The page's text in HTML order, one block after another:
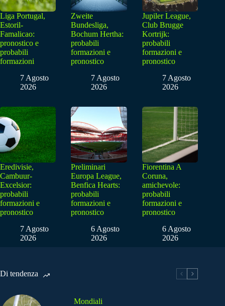
Liga Portugal,
Estoril-
Famalicao:
pronostico e
probabili
formazioni
7 Agosto
2026
Zweite
Bundesliga,
Bochum Hertha:
probabili
formazioni e
pronostico
7 Agosto
2026
Jupiler League,
Club Brugge
Kortrijk:
probabili
formazioni e
pronostico
7 Agosto
2026
Eredivisie,
Cambuur-
Excelsior:
probabili
formazioni e
pronostico
7 Agosto
2026
Preliminari
Europa League,
Benfica Hearts:
probabili
formazioni e
pronostico
6 Agosto
2026
Fiorentina A
Coruna,
amichevole:
probabili
formazioni e
pronostico
6 Agosto
2026
Di tendenza
Mondiali